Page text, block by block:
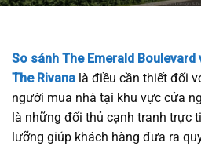
So sánh The Emerald Boulevard
The Rivana là điều cần thiết đối
người mua nhà tại khu vực cửa
là những đối thủ cạnh tranh trực
lưỡng giúp khách hàng đưa ra